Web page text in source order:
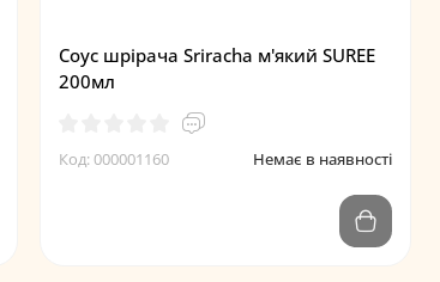
Соус шрірача Sriracha м'який SUREE
200мл
Код: 000001160 Немає в наявності